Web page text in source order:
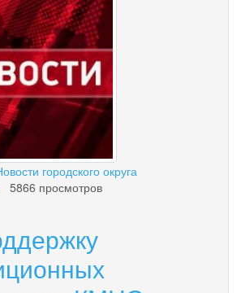
городского округа
молодежи
5866 просмотров